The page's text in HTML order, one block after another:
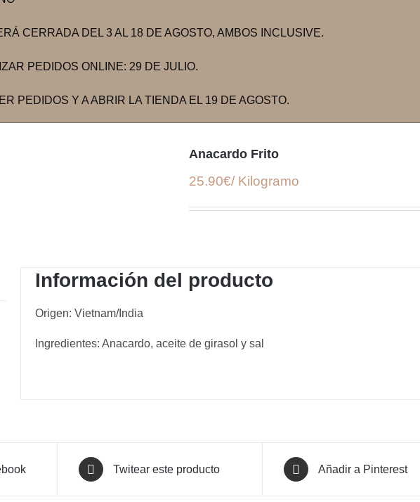
CERRADA DEL 3 AL 18 DE AGOSTO, AMBOS INCLUSIVE.
PEDIDOS ONLINE: 29 DE JULIO.
PEDIDOS Y A ABRIR LA TIENDA EL 19 DE AGOSTO.
Anacardo Frito
25.90€/ Kilogramo
Información del producto
Origen: Vietnam/India
Ingredientes: Anacardo, aceite de girasol y sal
Twitear este producto Añadir a Pinterest